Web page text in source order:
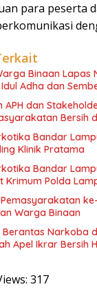
para peserta
Binaan Lapas
Adha dan
APH dan
Bersih
Bandar
Klinik Pratama
Bandar
Krimum Polda
Warga Binaan
Berantas Narkoba
Apel Ikrar Bersih
317